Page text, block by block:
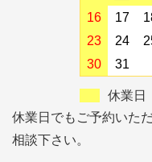
16
17
23
24
30
31
休業日
休業日でもご予約いた
相談下さい。